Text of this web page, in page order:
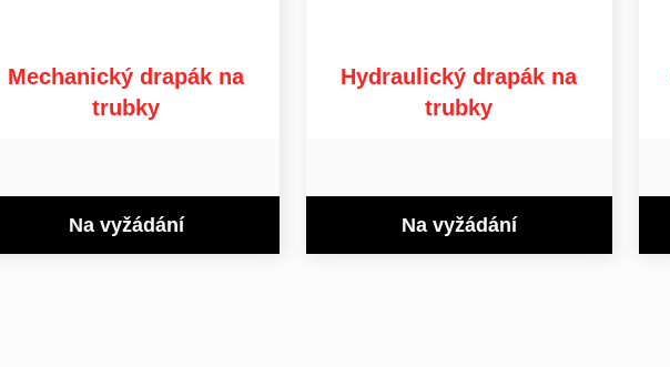
Mechanický drapák na
trubky
Na vyžádání
Hydraulický drapák na
trubky
Na vyžádání